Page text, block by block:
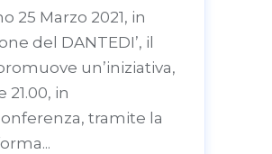
25 Marzo 2021, in
del DANTEDI’, il
un’iniziativa,
21.00, in
tramite la